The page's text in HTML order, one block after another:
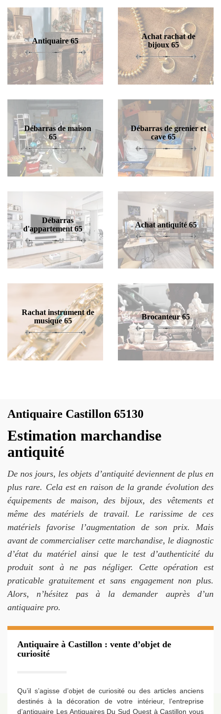
Antiquaire 65
Achat rachat de
bijoux 65
Débarras de maison
65
Débarras de grenier et
cave 65
Débarras
d'appartement 65
Achat antiquité 65
Rachat instrument de
musique 65
Brocanteur 65
Antiquaire Castillon 65130
Estimation marchandise
antiquité
De nos jours, les objets d’antiquité deviennent de plus en
plus rare. Cela est en raison de la grande évolution des
équipements de maison, des bijoux, des vêtements et
même des matériels de travail. Le rarissime de ces
matériels favorise l’augmentation de son prix. Mais
avant de commercialiser cette marchandise, le diagnostic
d’état du matériel ainsi que le test d’authenticité du
produit sont à ne pas négliger. Cette opération est
praticable gratuitement et sans engagement non plus.
Alors, n’hésitez pas à la demander auprès d’un
antiquaire pro.
Antiquaire à Castillon : vente d’objet de
curiosité
Qu’il s’agisse d’objet de curiosité ou des articles anciens
destinés à la décoration de votre intérieur, l’entreprise
d’antiquaire Les Antiquaires Du Sud Ouest à Castillon vous